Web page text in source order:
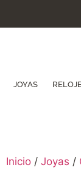
JOYAS
Inicio / Joyas /